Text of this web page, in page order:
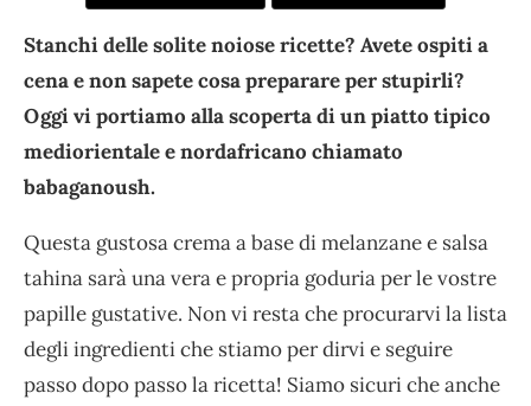
Stanchi delle solite noiose ricette? Avete ospiti a
cena e non sapete cosa preparare per stupirli?
Oggi vi portiamo alla scoperta di un piatto tipico
mediorientale e nordafricano chiamato
babaganoush.
Questa gustosa crema a base di melanzane e salsa
tahina sarà una vera e propria goduria per le vostre
papille gustative. Non vi resta che procurarvi la lista
degli ingredienti che stiamo per dirvi e seguire
passo dopo passo la ricetta! Siamo sicuri che anche